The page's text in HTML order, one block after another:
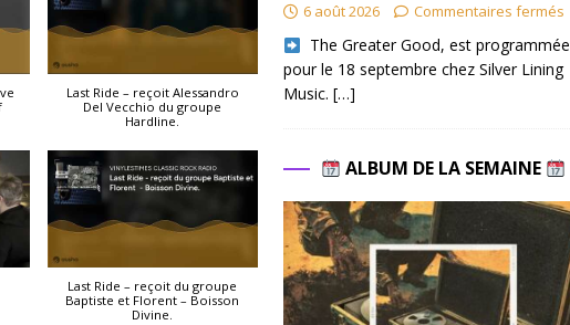
Last Ride – reçoit Alessandro
Del Vecchio du groupe
Hardline.
Last Ride – reçoit du groupe
Baptiste et Florent – Boisson
Divine.
6 août 2026 Commentaires fermés
​ The Greater Good, est programmée
pour le 18 septembre chez Silver Lining
Music. […]
ALBUM DE LA SEMAINE